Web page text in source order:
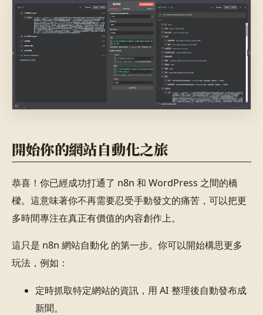
開始你的網站自動化之旅
恭喜！你已經成功打通了 n8n 和 WordPress 之間的橋
樑。這意味著你不再需要忍受手動發文的痛苦，可以把更
多時間專注在真正有價值的內容創作上。
這只是 n8n 網站自動化 的第一步。你可以開始構思更多
玩法，例如：
定時抓取特定網站的資訊，用 AI 整理後自動發布成
新聞。